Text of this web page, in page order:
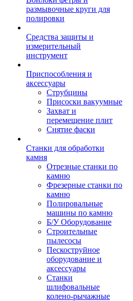
размывочные круги для
полировки
Средства защиты и
измерительный
инструмент
Приспособления и
аксессуары
Струбцины
Присоски вакуумные
Захват и
перемещение плит
Снятие фаски
Станки для обработки
камня
Отрезные станки по
камню
Фрезерные станки по
камню
Полировальные
машины по камню
Б/У Оборудование
Строительные
пылесосы
Пескоструйное
оборудование и
аксессуары
Станки
шлифовальные
колено-рычажные